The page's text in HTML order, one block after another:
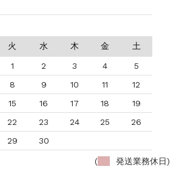
火 水 木 金 土
1 2 3 4
5
8 9 10 11
12
15 16 17 18
19
22 23 24 25
26
29 30
( 発送業務休日)